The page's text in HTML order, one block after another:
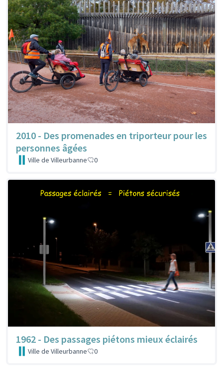
2010 - Des promenades en triporteur pour les
personnes âgées
Ville de Villeurbanne 0
1962 - Des passages piétons mieux éclairés
Ville de Villeurbanne 0